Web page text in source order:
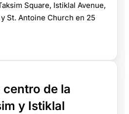
Square, Istiklal Avenue,
St. Antoine Church en 25
centro de la
y Istiklal